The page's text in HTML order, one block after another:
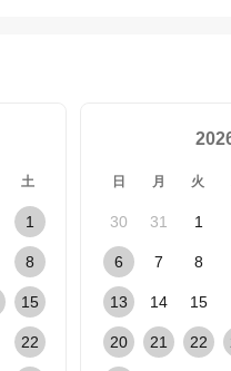
土
1
8
15
22
日 月 火
30 31 1
6 7 8
13 14 15
20 21 22